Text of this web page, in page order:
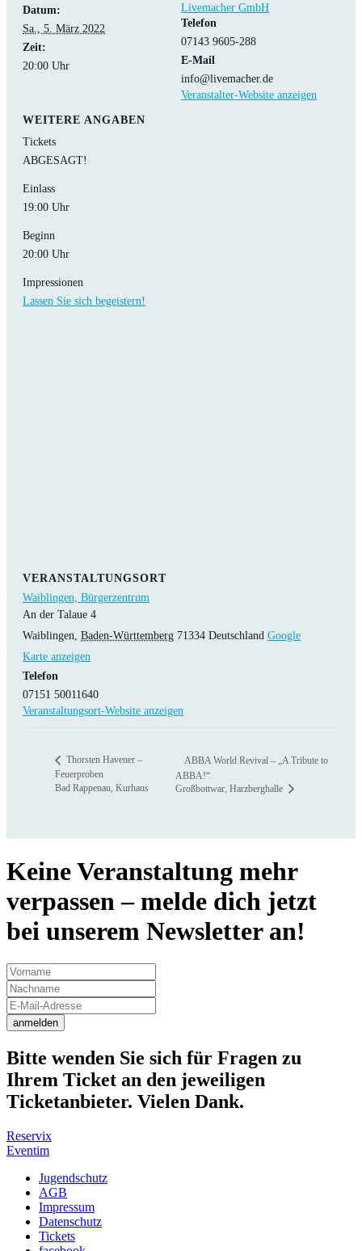
Datum:
Sa., 5. März 2022
Zeit:
20:00 Uhr
Livemacher GmbH
Telefon
07143 9605-288
E-Mail
info@livemacher.de
Veranstalter-Website anzeigen
WEITERE ANGABEN
Tickets
ABGESAGT!
Einlass
19:00 Uhr
Beginn
20:00 Uhr
Impressionen
Lassen Sie sich begeistern!
VERANSTALTUNGSORT
Waiblingen, Bürgerzentrum
An der Talaue 4
Waiblingen Baden-Württemberg 71334 Deutschland Google
Karte anzeigen
Telefon
07151 50011640
Veranstaltungsort-Website anzeigen
Thorsten Havener –
Feuerproben
Bad Rappenau, Kurhaus
ABBA World Revival – „A Tribute to
ABBA!“
Großbottwar, Harzberghalle
Keine Veranstaltung mehr
verpassen – melde dich jetzt
bei unserem Newsletter an!
anmelden
Bitte wenden Sie sich für Fragen zu
Ihrem Ticket an den jeweiligen
Ticketanbieter. Vielen Dank.
Reservix
Eventim
Jugendschutz
AGB
Impressum
Datenschutz
Tickets